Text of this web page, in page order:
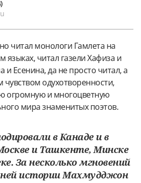
читал монологи Гамлета на
языках, читал газели Хафиза и
и Есенина, да не просто читал, а
чувством одухотворенности,
огромную и многоцветную
мира знаменитых поэтов.
в Канаде и в
и Ташкенте, Минске
За несколько мгновений
истории Махмудджон